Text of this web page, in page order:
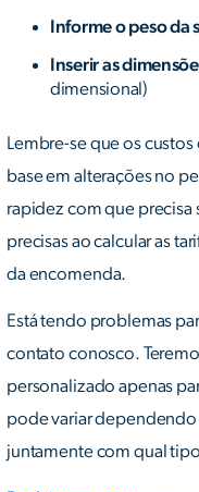
Informe o peso da
Inserir as
dimensional)
Lembre-se que os
base em alterações no
rapidez com que precisa
precisas ao calcular as
da encomenda.
Está tendo problemas
contato conosco.
personalizado apenas
pode variar
juntamente com qual